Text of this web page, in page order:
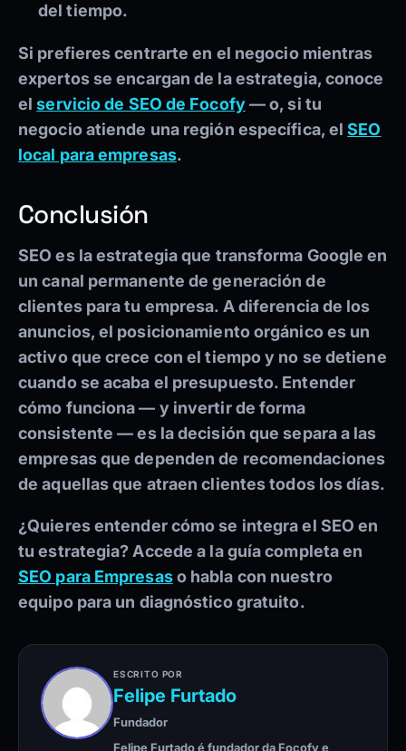
del tiempo.
Si prefieres centrarte en el negocio mientras
expertos se encargan de la estrategia, conoce
elservicio de SEO de Focofy— o, si tu
negocio atiende una región específica, elSEO
local para empresas.
Conclusión
SEO es la estrategia que transforma Google en
un canal permanente de generación de
clientes para tu empresa. A diferencia de los
anuncios, el posicionamiento orgánico es un
activo que crece con el tiempo y no se detiene
cuando se acaba el presupuesto. Entender
cómo funciona — y invertir de forma
consistente — es la decisión que separa a las
empresas que dependen de recomendaciones
de aquellas que atraen clientes todos los días.
¿Quieres entender cómo se integra el SEO en
tu estrategia? Accede a la guía completa en
SEO para Empresaso habla con nuestro
equipo para un diagnóstico gratuito.
ESCRITO POR
Felipe Furtado
Fundador
Felipe Furtado é fundador da Focofy e